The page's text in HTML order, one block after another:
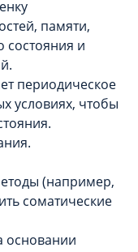
памяти,
и
периодическое
условиях, чтобы
(например,
соматические
основании